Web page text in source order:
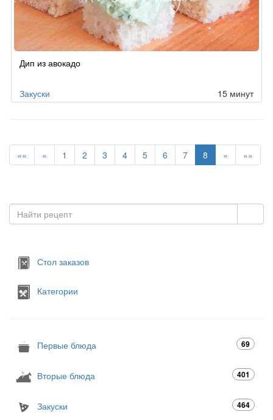
Дип из авокадо
Закуски 15 минут
«« « 1 2 3 4 5 6 7 8 » »»
Стол заказов
Категории
Первые блюда 69
Вторые блюда 401
Закуски 464